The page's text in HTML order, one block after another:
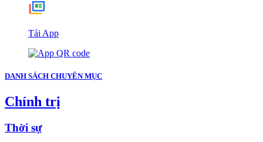
Tải App
DANH SÁCH CHUYÊN MỤC
Chính trị
Thời sự